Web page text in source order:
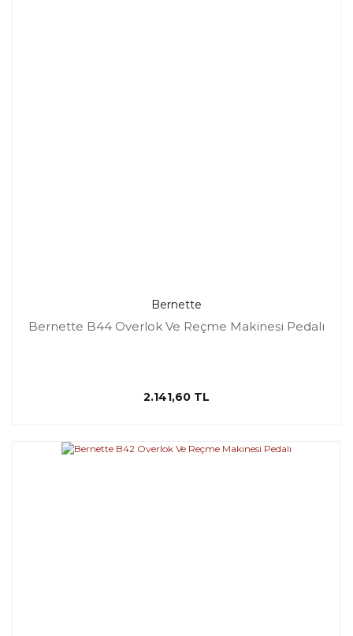
Bernette
Bernette B44 Overlok Ve Reçme Makinesi Pedalı
2.141,60 TL